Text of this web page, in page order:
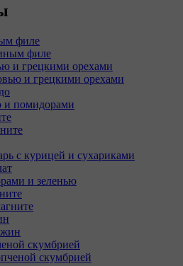
филе
и грецкими орехами
скумбрией